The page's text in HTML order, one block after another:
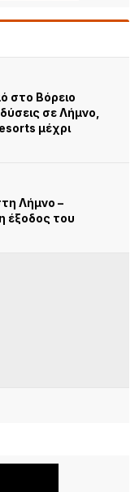
στο Βόρειο
σε Λήμνο,
μέχρι
Λήμνο –
έξοδος του